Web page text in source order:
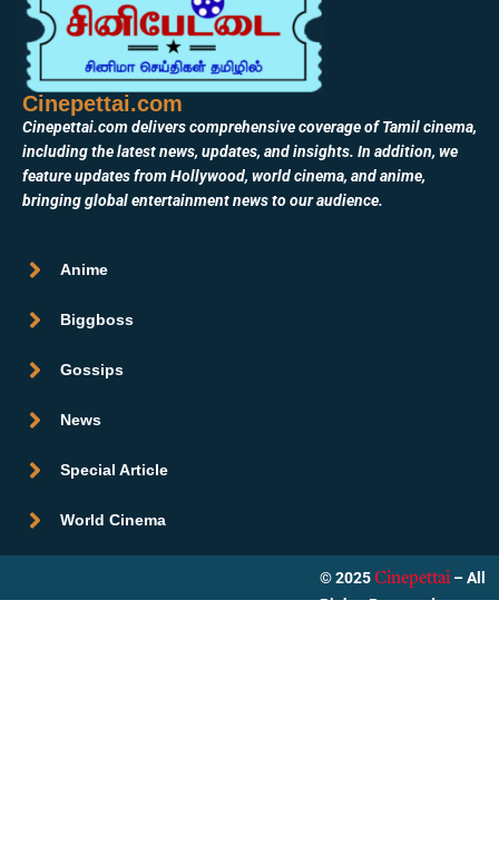
Cinepettai.com
Cinepettai.com delivers comprehensive coverage of Tamil cinema,
including the latest news, updates, and insights. In addition, we
feature updates from Hollywood, world cinema, and anime,
bringing global entertainment news to our audience.
Anime
Biggboss
Gossips
News
Special Article
World Cinema
© 2025 Cinepettai – All
Rights Reserved